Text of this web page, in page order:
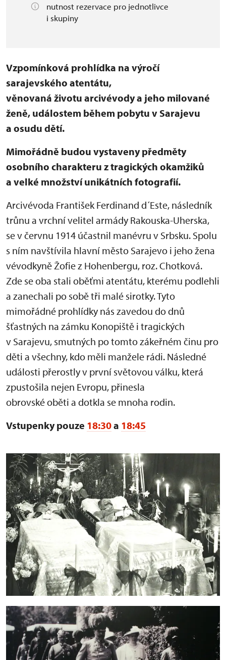
nutnost rezervace pro jednotlivce
i skupiny
Vzpomínková prohlídka na výročí
sarajevského atentátu,
věnovaná životu arcivévody a jeho milované
ženě, událostem během pobytu v Sarajevu
a osudu dětí.
Mimořádně budou vystaveny předměty
osobního charakteru z tragických okamžiků
a velké množství unikátních fotografií.
Arcivévoda František Ferdinand d´Este, následník
trůnu a vrchní velitel armády Rakouska-Uherska,
se v červnu 1914 účastnil manévru v Srbsku. Spolu
s ním navštívila hlavní město Sarajevo i jeho žena
vévodkyně Žofie z Hohenbergu, roz. Chotková.
Zde se oba stali oběťmi atentátu, kterému podlehli
a zanechali po sobě tři malé sirotky. Tyto
mimořádné prohlídky nás zavedou do dnů
šťastných na zámku Konopiště i tragických
v Sarajevu, smutných po tomto zákeřném činu pro
děti a všechny, kdo měli manžele rádi. Následné
události přerostly v první světovou válku, která
zpustošila nejen Evropu, přinesla
obrovské oběti a dotkla se mnoha rodin.
Vstupenky pouze 18:30a 18:45